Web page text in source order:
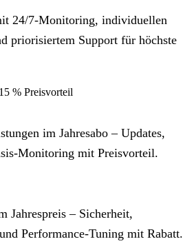
24/7‑Monitoring, individuellen
priorisiertem Support für höchste
15 % Preisvorteil
im Jahresabo – Updates,
mit Preisvorteil.
Jahrespreis – Sicherheit,
Performance‑Tuning mit Rabatt.